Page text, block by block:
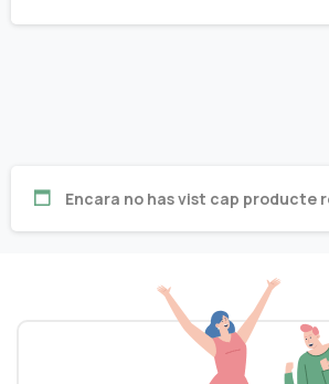
Encara no has vist cap producte